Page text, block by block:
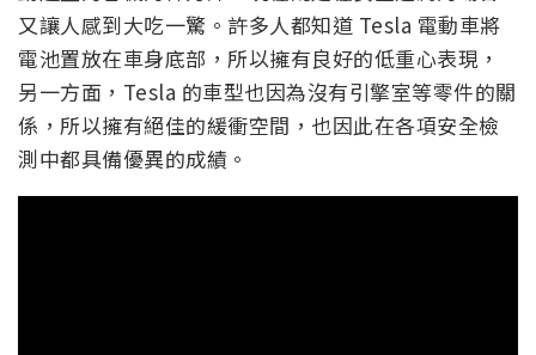
又讓人感到大吃一驚。許多人都知道 Tesla 電動車將
電池置放在車身底部，所以擁有良好的低重心表現，
另一方面，Tesla 的車型也因為沒有引擎室等零件的關
係，所以擁有絕佳的緩衝空間，也因此在各項安全檢
測中都具備優異的成績。